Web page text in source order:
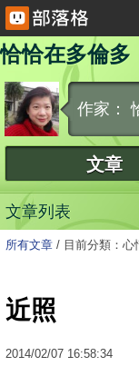
恰恰在多倫多
作家：
文章
文章列表
所有文章 / 目前分類：心
近照
2014/02/07 16:58:34